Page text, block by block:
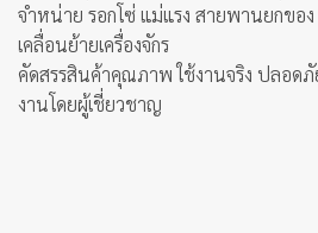
จำหน่าย รอกโซ่ แม่แรง สายพานยกขอ
เคลื่อนย้ายเครื่องจักร
คัดสรรสินค้าคุณภาพ ใช้งานจริง ปลอด
งานโดยผู้เชี่ยวชาญ